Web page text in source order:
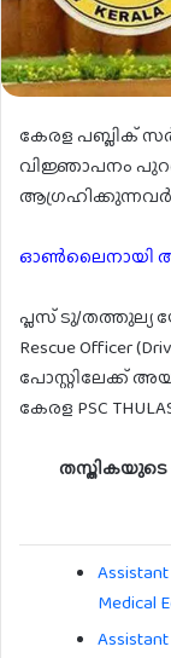
കേരള പബ്ലിക്
വിജ്ഞാപനം
ഓൺലൈനായി
പ്ലസ് ടു/തത്തുല്യ
Rescue Officer
പോസ്റ്റിലേക്ക്
കേരള PSC
തസ്തികയുടെ
Medical